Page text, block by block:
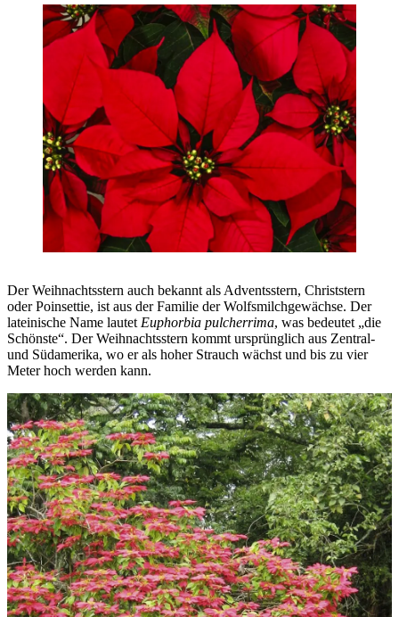
Der Weihnachtsstern auch bekannt als Adventsstern, Christstern
oder Poinsettie, ist aus der Familie der Wolfsmilchgewächse. Der
lateinische Name lautetEuphorbia pulcherrima, was bedeutet „die
Schönste“. Der Weihnachtsstern kommt ursprünglich aus Zentral-
und Südamerika, wo er als hoher Strauch wächst und bis zu vier
Meter hoch werden kann.